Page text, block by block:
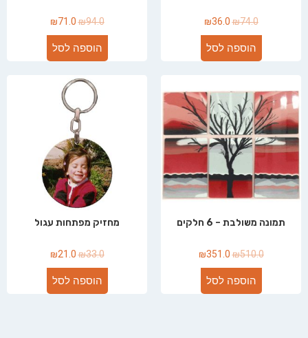
₪74.0
₪36.0
הוספה לסל
₪94.0
₪71.0
הוספה לסל
תמונה משולבת – 6 חלקים
₪510.0
₪351.0
הוספה לסל
מחזיק מפתחות עגול
₪33.0
₪21.0
הוספה לסל